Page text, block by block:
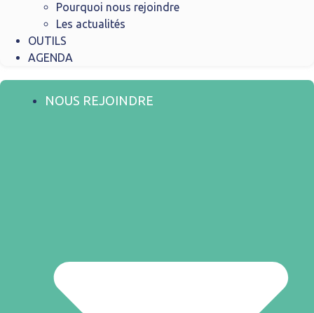
Pourquoi nous rejoindre
Les actualités
OUTILS
AGENDA
NOUS REJOINDRE